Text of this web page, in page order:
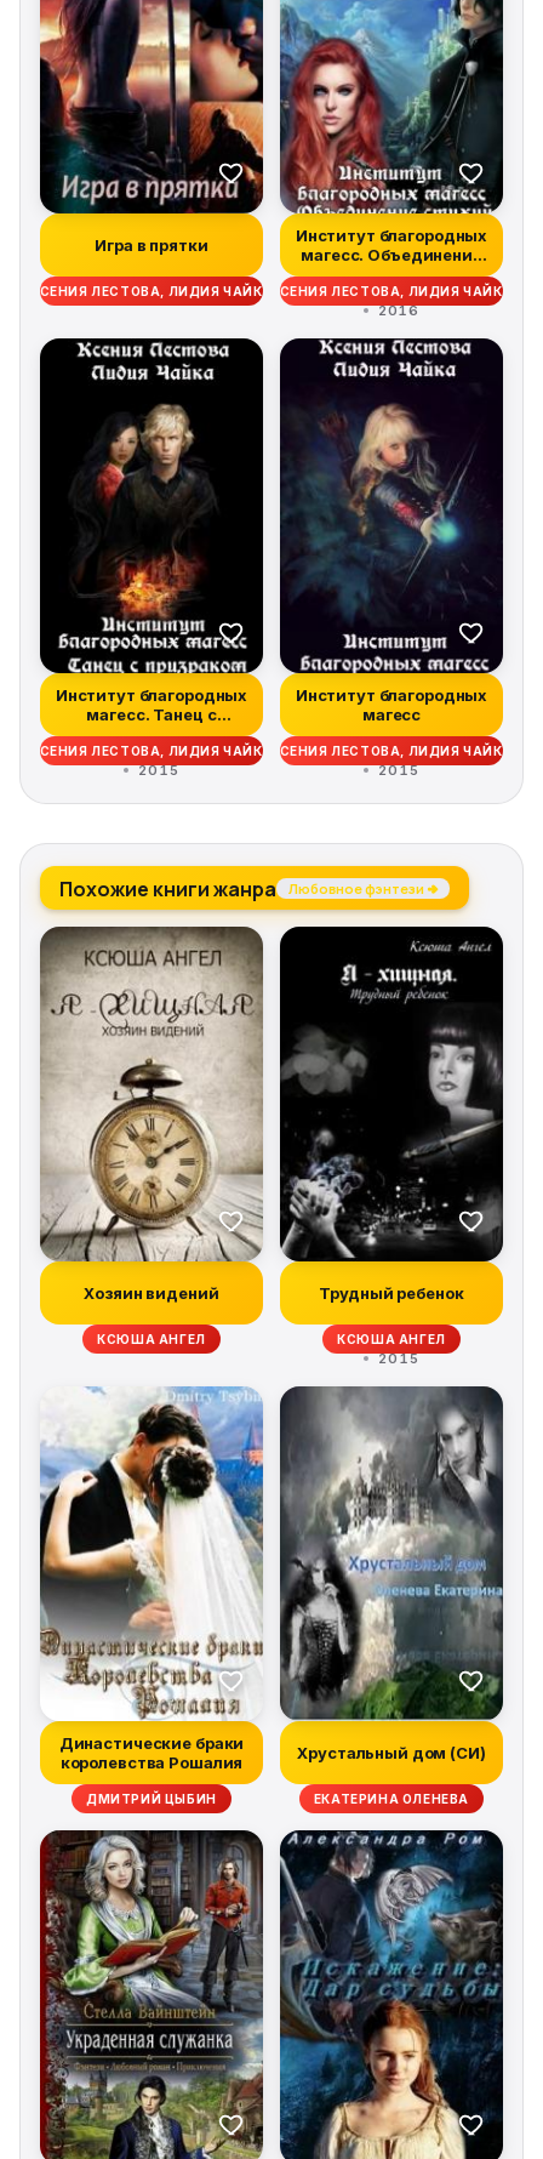
Игра в прятки
КСЕНИЯ ЛЕСТОВА, ЛИДИЯ ЧАЙКА
Институт благородных
магесс. Объединение
стихий
КСЕНИЯ ЛЕСТОВА, ЛИДИЯ ЧАЙКА
2016
Институт благородных
магесс. Танец с
призраком
КСЕНИЯ ЛЕСТОВА, ЛИДИЯ ЧАЙКА
2015
Институт благородных
магесс
КСЕНИЯ ЛЕСТОВА, ЛИДИЯ ЧАЙКА
2015
Похожие книги жанра Любовное фэнтези →
Хозяин видений
КСЮША АНГЕЛ
Трудный ребенок
КСЮША АНГЕЛ
2015
Династические браки
королевства Рошалия
ДМИТРИЙ ЦЫБИН
Хрустальный дом (СИ)
ЕКАТЕРИНА ОЛЕНЕВА